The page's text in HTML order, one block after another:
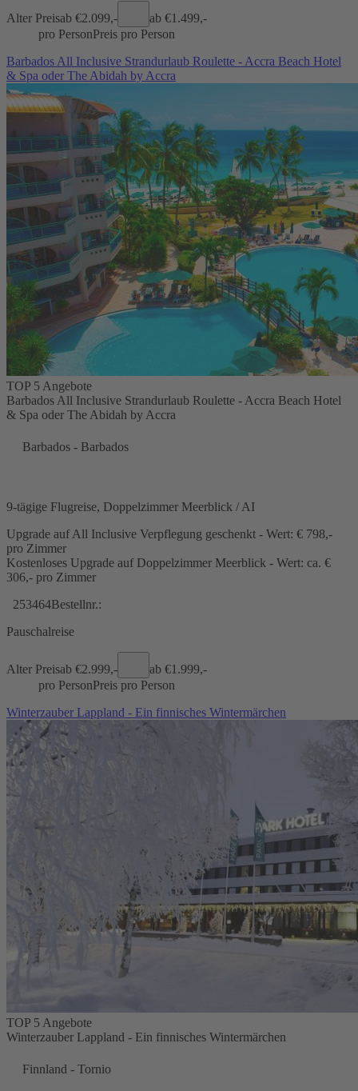
Alter Preisab €2.099,- ab €1.499,-
pro PersonPreis pro Person
Barbados All Inclusive Strandurlaub Roulette - Accra Beach Hotel
& Spa oder The Abidah by Accra
TOP 5 Angebote
Barbados All Inclusive Strandurlaub Roulette - Accra Beach Hotel
& Spa oder The Abidah by Accra
Barbados - Barbados
9-tägige Flugreise, Doppelzimmer Meerblick / AI
Upgrade auf All Inclusive Verpflegung geschenkt - Wert: € 798,-
pro Zimmer
Kostenloses Upgrade auf Doppelzimmer Meerblick - Wert: ca. €
306,- pro Zimmer
253464Bestellnr.:
Pauschalreise
Alter Preisab €2.999,- ab €1.999,-
pro PersonPreis pro Person
Winterzauber Lappland - Ein finnisches Wintermärchen
TOP 5 Angebote
Winterzauber Lappland - Ein finnisches Wintermärchen
Finnland - Tornio